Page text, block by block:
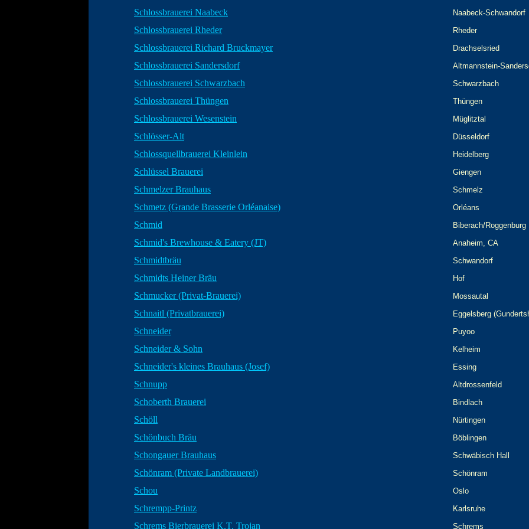
Schlossbrauerei Naabeck Naabeck-Schwandorf
Schlossbrauerei Rheder Rheder
Schlossbrauerei Richard Bruckmayer Drachselsried
Schlossbrauerei Sandersdorf Altmannstein-
Schlossbrauerei Schwarzbach Schwarzbach
Schlossbrauerei Thüngen Thüngen
Schlossbrauerei Wesenstein Müglitztal
Schlösser-Alt Düsseldorf
Schlossquellbrauerei Kleinlein Heidelberg
Schlüssel Brauerei Giengen
Schmelzer Brauhaus Schmelz
Schmetz (Grande Brasserie Orléanaise) Orléans
Schmid Biberach/Roggenburg
Schmid's Brewhouse & Eatery (JT) Anaheim, CA
Schmidtbräu Schwandorf
Schmidts Heiner Bräu Hof
Schmucker (Privat-Brauerei) Mossautal
Schnaitl (Privatbrauerei) Eggelsberg
Schneider Puyoo
Schneider & Sohn Kelheim
Schneider's kleines Brauhaus (Josef) Essing
Schnupp Altdrossenfeld
Schoberth Brauerei Bindlach
Schöll Nürtingen
Schönbuch Bräu Böblingen
Schongauer Brauhaus Schwäbisch Hall
Schönram (Private Landbrauerei) Schönram
Schou Oslo
Schrempp-Printz Karlsruhe
Schrems Bierbrauerei K.T. Trojan Schrems